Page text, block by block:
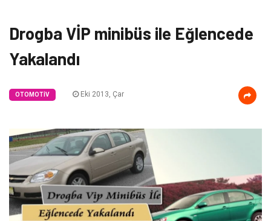
Drogba VİP minibüs ile Eğlencede
Yakalandı
OTOMOTIV Eki 2013, Çar